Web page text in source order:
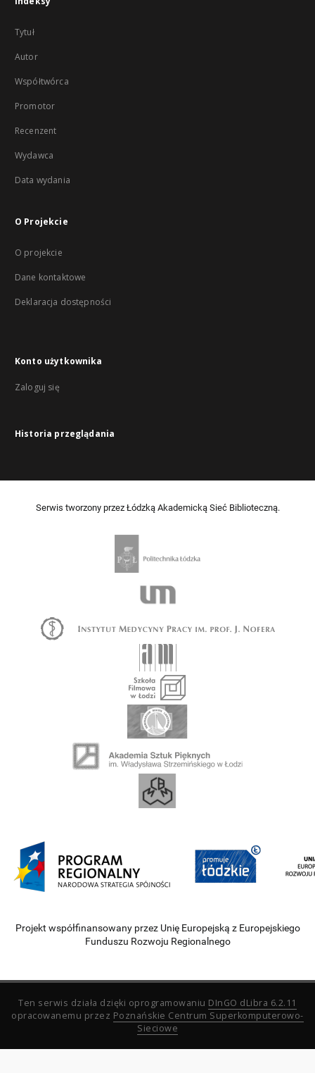
Tytuł
Autor
Współtwórca
Promotor
Recenzent
Wydawca
Data wydania
O Projekcie
O projekcie
Dane kontaktowe
Deklaracja dostępności
Konto użytkownika
Zaloguj się
Historia przeglądania
Serwis tworzony przez Łódzką Akademicką Sieć Biblioteczną.
Projekt współfinansowany przez Unię Europejską z Europejskiego
Funduszu Rozwoju Regionalnego
Ten serwis działa dzięki oprogramowaniu DInGO dLibra 6.2.11
opracowanemu przez Poznańskie Centrum Superkomputerowo-
Sieciowe